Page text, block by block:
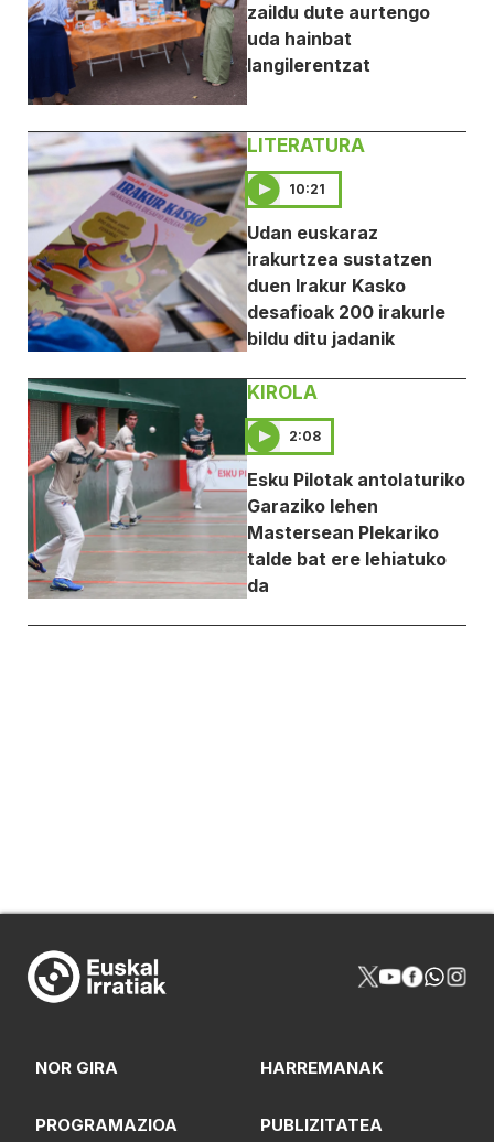
zaildu dute aurtengo
uda hainbat
langilerentzat
LITERATURA
10:21
Udan euskaraz
irakurtzea sustatzen
duen Irakur Kasko
desafioak 200 irakurle
bildu ditu jadanik
KIROLA
2:08
Esku Pilotak antolaturiko
Garaziko lehen
Mastersean Plekariko
talde bat ere lehiatuko
da
NOR GIRA HARREMANAK
PROGRAMAZIOA PUBLIZITATEA